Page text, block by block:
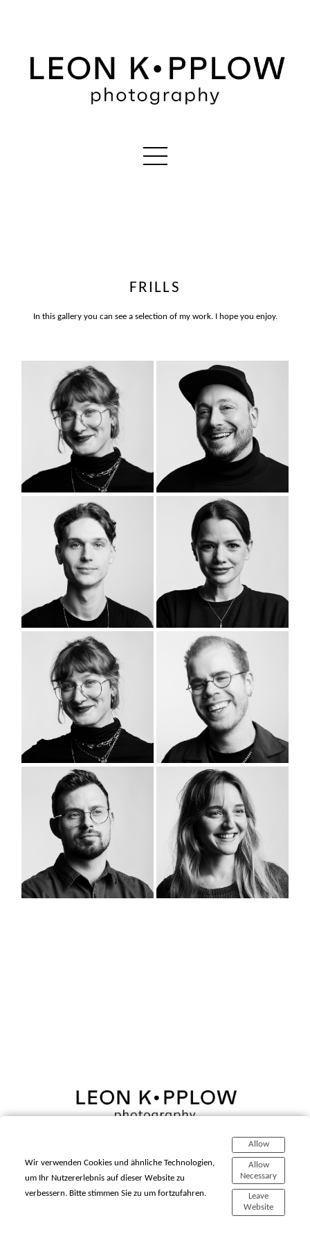
FRILLS
In this gallery you can see a selection of my work. I hope you enjoy.
Home
Wir verwenden Cookies und ähnliche Technologien,
um Ihr Nutzererlebnis auf dieser Website zu
verbessern. Bitte stimmen Sie zu um fortzufahren.
Allow
Allow
Necessary
Leave
Website